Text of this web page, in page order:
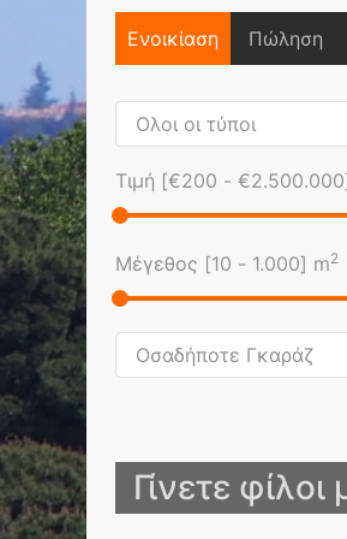
Ενοικίαση Πώληση
Τιμή [€200 - €2.500.000
Μέγεθος [10 - 1.000] m2
Γίνετε φίλοι